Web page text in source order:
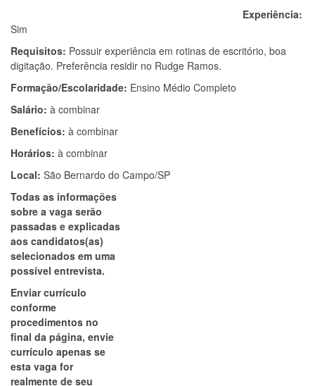
Experiência:
Sim
Requisitos: Possuir experiência em rotinas de escritório, boa
digitação. Preferência residir no Rudge Ramos.
Formação/Escolaridade: Ensino Médio Completo
Salário: à combinar
Benefícios: à combinar
Horários: à combinar
Local: São Bernardo do Campo/SP
Todas as informações
sobre a vaga serão
passadas e explicadas
aos candidatos(as)
selecionados em uma
possível entrevista.
Enviar currículo
conforme
procedimentos no
final da página, envie
currículo apenas se
esta vaga for
realmente de seu